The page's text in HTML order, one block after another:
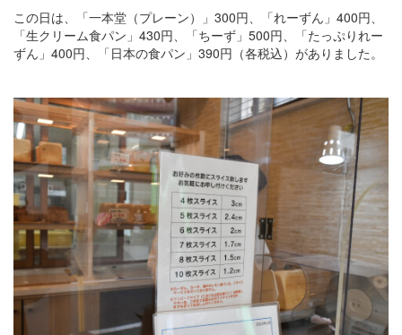
この日は、「一本堂（プレーン）」300円、「れーずん」400円、
「生クリーム食パン」430円、「ちーず」500円、「たっぷりれー
ずん」400円、「日本の食パン」390円（各税込）がありました。